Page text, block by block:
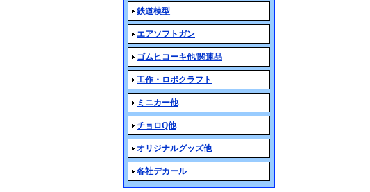
鉄道模型
エアソフトガン
ゴムヒコーキ他/関連品
工作・ロボクラフト
ミニカー他
チョロQ他
オリジナルグッズ他
各社デカール